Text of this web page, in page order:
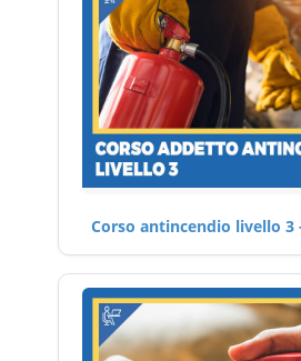
Corso antincendio livello 3